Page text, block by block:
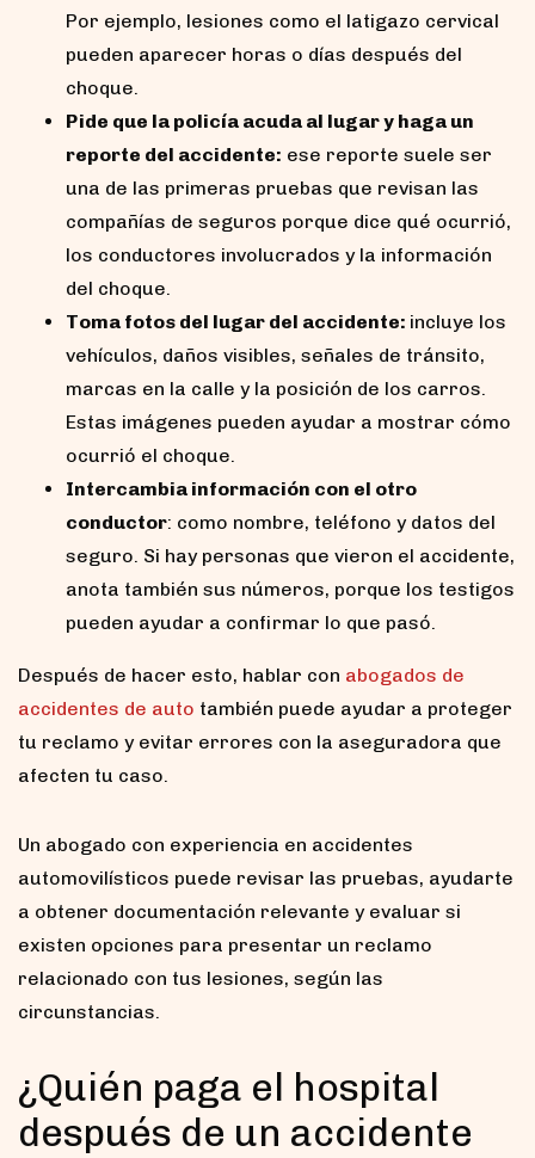
Por ejemplo, lesiones como el latigazo cervical
pueden aparecer horas o días después del
choque.
Pide que la policía acuda al lugar y haga un
reporte del accidente: ese reporte suele ser
una de las primeras pruebas que revisan las
compañías de seguros porque dice qué ocurrió,
los conductores involucrados y la información
del choque.
Toma fotos del lugar del accidente: incluye los
vehículos, daños visibles, señales de tránsito,
marcas en la calle y la posición de los carros.
Estas imágenes pueden ayudar a mostrar cómo
ocurrió el choque.
Intercambia información con el otro
conductor: como nombre, teléfono y datos del
seguro. Si hay personas que vieron el accidente,
anota también sus números, porque los testigos
pueden ayudar a confirmar lo que pasó.
Después de hacer esto, hablar con abogados de
accidentes de auto también puede ayudar a proteger
tu reclamo y evitar errores con la aseguradora que
afecten tu caso.
Un abogado con experiencia en accidentes
automovilísticos puede revisar las pruebas, ayudarte
a obtener documentación relevante y evaluar si
existen opciones para presentar un reclamo
relacionado con tus lesiones, según las
circunstancias.
¿Quién paga el hospital
después de un accidente